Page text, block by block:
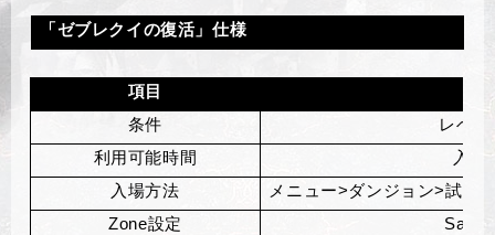
「ゼブレクイの復活」仕様
項目
条件
レベ
利用可能時間
入場
入場方法
メニュー>ダンジョン>試練
Zone設定